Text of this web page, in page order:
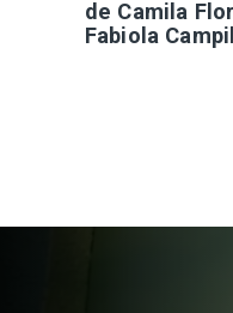
de Camila
Fabiola